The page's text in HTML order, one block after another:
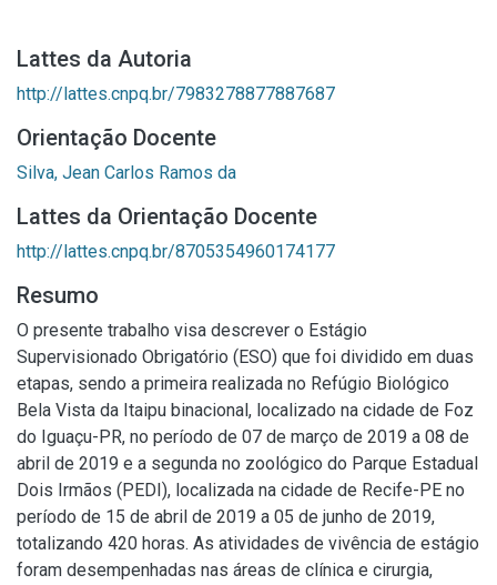
Lattes da Autoria
http://lattes.cnpq.br/7983278877887687
Orientação Docente
Silva, Jean Carlos Ramos da
Lattes da Orientação Docente
http://lattes.cnpq.br/8705354960174177
Resumo
O presente trabalho visa descrever o Estágio
Supervisionado Obrigatório (ESO) que foi dividido em duas
etapas, sendo a primeira realizada no Refúgio Biológico
Bela Vista da Itaipu binacional, localizado na cidade de Foz
do Iguaçu-PR, no período de 07 de março de 2019 a 08 de
abril de 2019 e a segunda no zoológico do Parque Estadual
Dois Irmãos (PEDI), localizada na cidade de Recife-PE no
período de 15 de abril de 2019 a 05 de junho de 2019,
totalizando 420 horas. As atividades de vivência de estágio
foram desempenhadas nas áreas de clínica e cirurgia,